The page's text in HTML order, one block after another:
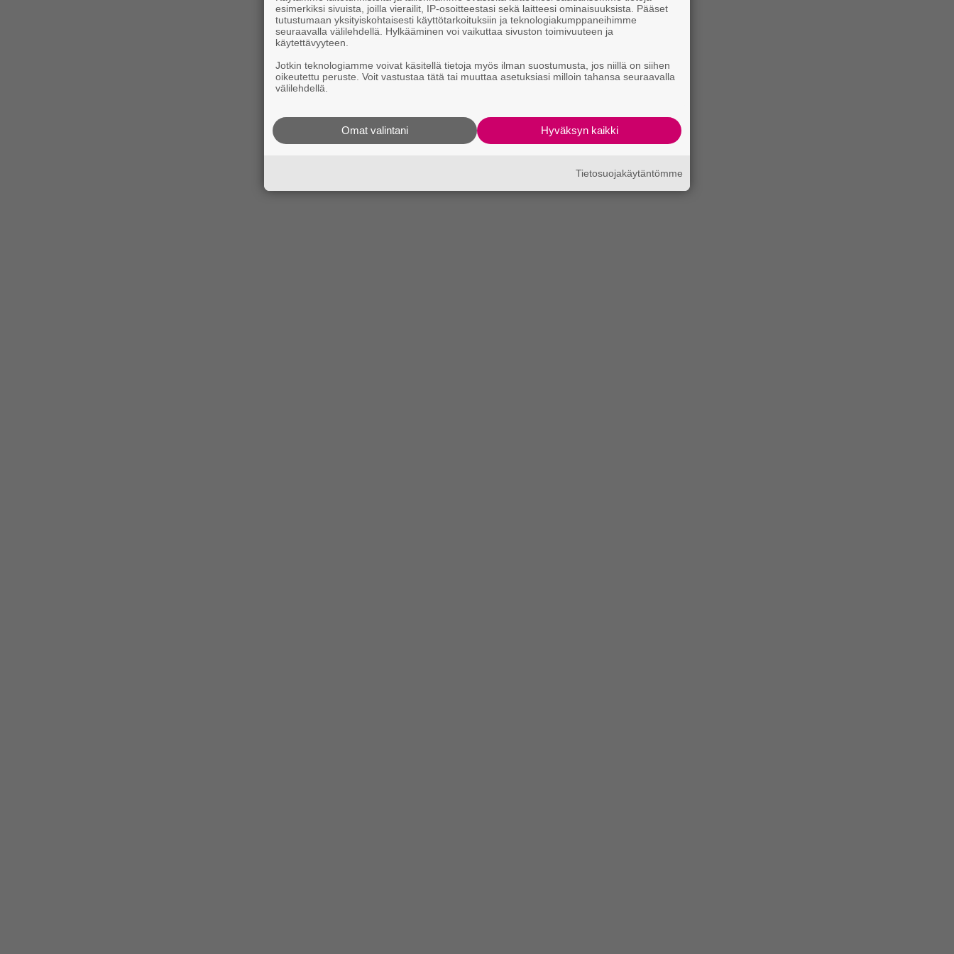
esimerkiksi sivuista, joilla vierailit, IP-osoitteestasi sekä laitteesi ominaisuuksista. Pääset
tutustumaan yksityiskohtaisesti käyttötarkoituksiin ja teknologiakumppaneihimme
seuraavalla välilehdellä. Hylkääminen voi vaikuttaa sivuston toimivuuteen ja
käytettävyyteen.
Jotkin teknologiamme voivat käsitellä tietoja myös ilman suostumusta, jos niillä on siihen
oikeutettu peruste. Voit vastustaa tätä tai muuttaa asetuksiasi milloin tahansa seuraavalla
välilehdellä.
Hyväksyn kaikki
Omat valintani
Tietosuojakäytäntömme